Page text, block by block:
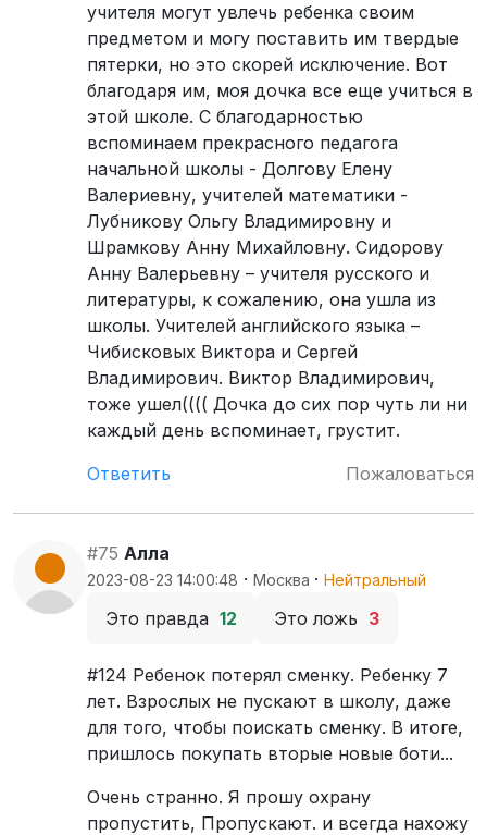
учителя могут увлечь ребенка своим
предметом и могу поставить им твердые
пятерки, но это скорей исключение. Вот
благодаря им, моя дочка все еще учиться в
этой школе. С благодарностью
вспоминаем прекрасного педагога
начальной школы - Долгову Елену
Валериевну, учителей математики -
Лубникову Ольгу Владимировну и
Шрамкову Анну Михайловну. Сидорову
Анну Валерьевну – учителя русского и
литературы, к сожалению, она ушла из
школы. Учителей английского языка –
Чибисковых Виктора и Сергей
Владимирович. Виктор Владимирович,
тоже ушел(((( Дочка до сих пор чуть ли ни
каждый день вспоминает, грустит.
Ответить
Пожаловаться
#75 Алла
2023-08-23 14:00:48 · Москва · Нейтральный
Это правда 12 Это ложь 3
#124 Ребенок потерял сменку. Ребенку 7
лет. Взрослых не пускают в школу, даже
для того, чтобы поискать сменку. В итоге,
пришлось покупать вторые новые боти...
Очень странно. Я прошу охрану
пропустить, Пропускают. и всегда нахожу